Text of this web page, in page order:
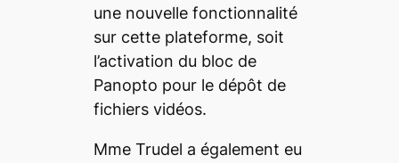
une nouvelle fonctionnalité
sur cette plateforme, soit
l’activation du bloc de
Panopto pour le dépôt de
fichiers vidéos.
Mme Trudel a également eu